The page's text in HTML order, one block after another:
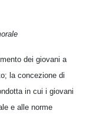
dei giovani a
la concezione di
in cui i giovani
e alle norme